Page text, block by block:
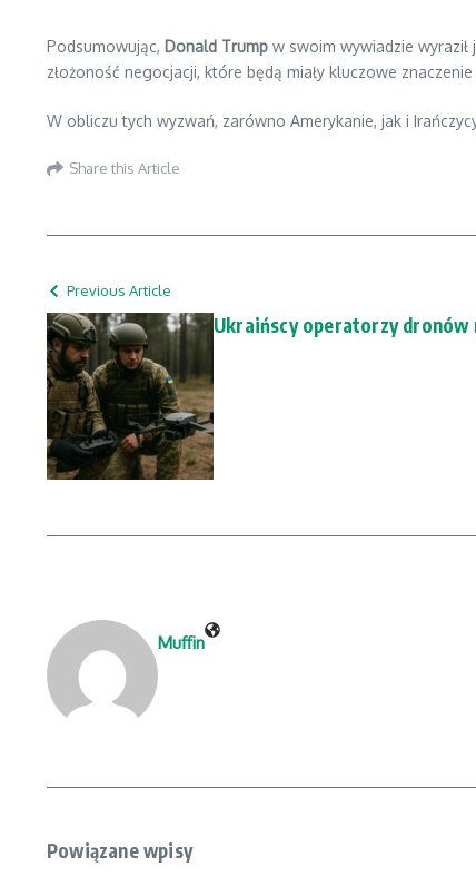
Podsumowując, Donald Trump w swoim wywiadzie
złożoność negocjacji, które będą miały kluczowe
W obliczu tych wyzwań, zarówno Amerykanie, jak i
Share this Article
Previous Article
Ukraińscy operatorzy dronów
Muffin
Powiązane wpisy